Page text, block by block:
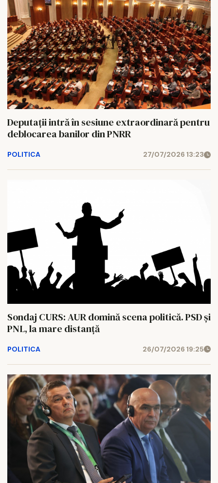
Deputații intră în sesiune extraordinară pentru
deblocarea banilor din PNRR
POLITICA 27/07/2026 13:23
Sondaj CURS: AUR domină scena politică. PSD și
PNL, la mare distanță
POLITICA 26/07/2026 19:25